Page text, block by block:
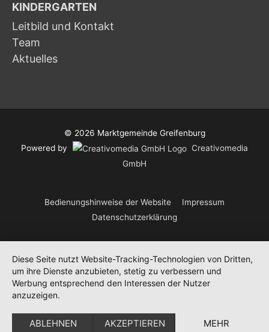
KINDERGARTEN
Leitbild und Kontakt
Team
Aktuelles
© 2026 Marktgemeinde Greifenburg
Powered by
Creativomedia
GmbH
Bedienungshinweise der Website
Impressum
Datenschutzerklärung
Diese Seite nutzt Website-Tracking-Technologien von Dritten,
um ihre Dienste anzubieten, stetig zu verbessern und
Werbung entsprechend den Interessen der Nutzer
anzuzeigen.
ABLEHNEN AKZEPTIEREN MEHR